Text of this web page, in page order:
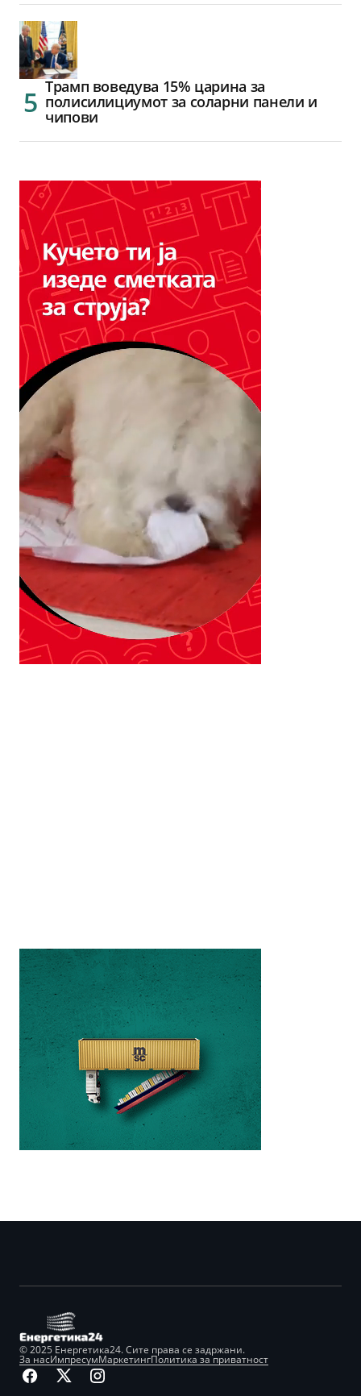
Трамп воведува 15% царина за
полисилициумот за соларни панели и
чипови
© 2025 Енергетика24. Сите права се задржани.
За насИмпресумМаркетингПолитика за приватност